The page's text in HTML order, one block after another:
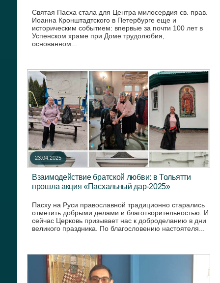
Святая Пасха стала для Центра милосердия св. прав.
Иоанна Кронштадтского в Петербурге еще и
историческим событием: впервые за почти 100 лет в
Успенском храме при Доме трудолюбия,
основанном...
23.04.2025
Взаимодействие братской любви: в Тольятти
прошла акция «Пасхальный дар-2025»
Пасху на Руси православной традиционно старались
отметить добрыми делами и благотворительностью. И
сейчас Церковь призывает нас к доброделанию в дни
великого праздника. По благословению настоятеля...